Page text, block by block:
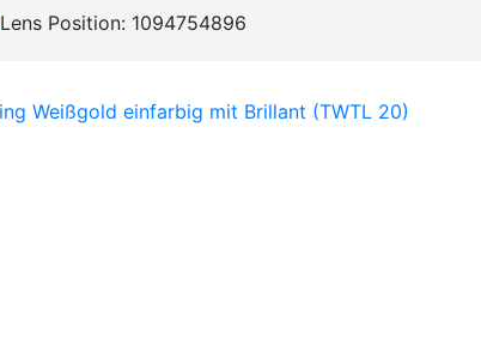
Lens Position: 1094754896